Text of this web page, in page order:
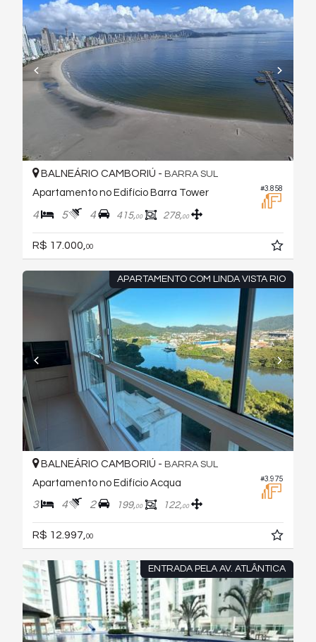
#3.858
BALNEÁRIO CAMBORIÚ - BARRA SUL
Apartamento no Edifício Barra Tower
4 5 4 415,00 278,00
R$ 17.000, 00
APARTAMENTO COM LINDA VISTA RIO
#3.975
BALNEÁRIO CAMBORIÚ - BARRA SUL
Apartamento no Edifício Acqua
3 4 2 199,00 122,00
R$ 12.997,00
ENTRADA PELA AV. ATLÂNTICA